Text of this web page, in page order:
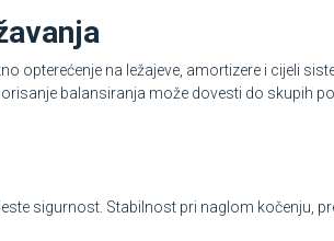
opterećenje na ležajeve, amortizere i cijeli
balansiranja može dovesti do skupih
sigurnost. Stabilnost pri naglom kočenju,